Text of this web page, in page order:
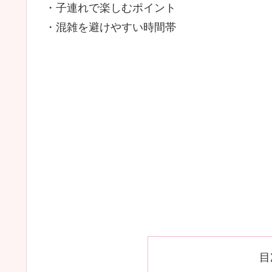
・子連れで楽しむポイント
・混雑を避けやすい時間帯